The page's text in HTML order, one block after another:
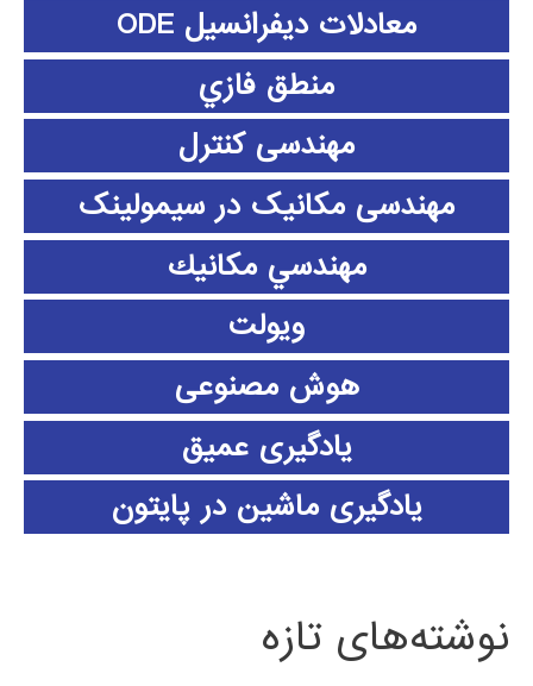
معادلات دیفرانسیل ODE
منطق فازي
مهندسی کنترل
مهندسی مکانیک در سیمولینک
مهندسي مكانيك
ویولت
هوش مصنوعی
یادگیری عمیق
یادگیری ماشین در پایتون
نوشته‌های تازه